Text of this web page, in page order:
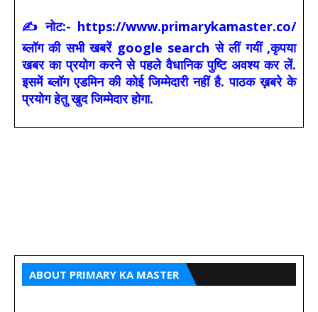
✍ नोट:- https://www.primarykamaster.co/
ब्लॉग की सभी खबरें google search से लीं गयीं ,कृपया
खबर का प्रयोग करने से पहले वैधानिक पुष्टि अवश्य कर लें.
इसमें ब्लॉग एडमिन की कोई जिम्मेदारी नहीं है. पाठक ख़बरे के
प्रयोग हेतु खुद जिम्मेदार होगा.
ABOUT PRIMARY KA MASTER